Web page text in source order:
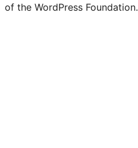
of the WordPress Foundation.